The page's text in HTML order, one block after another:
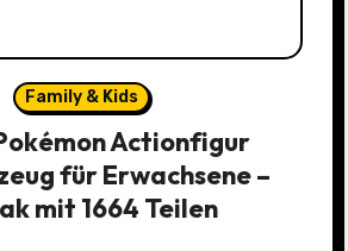
Family & Kids
Actionfigur
für Erwachsene –
mit 1664 Teilen